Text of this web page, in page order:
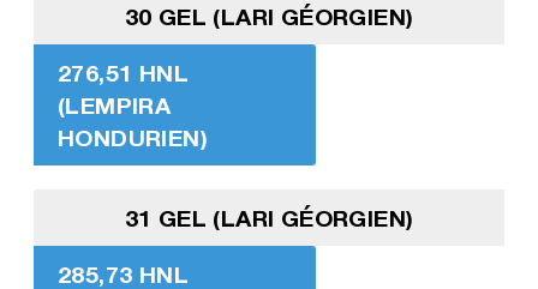
30 GEL (LARI GÉORGIEN)
276,51 HNL
(LEMPIRA
HONDURIEN)
31 GEL (LARI GÉORGIEN)
285,73 HNL